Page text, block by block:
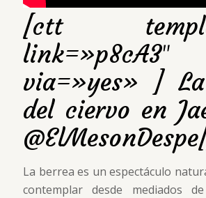
[ctt
link=»p8cA3″
via=»yes» ]
del ciervo en
La berrea es un espectáculo
contemplar desde mediados